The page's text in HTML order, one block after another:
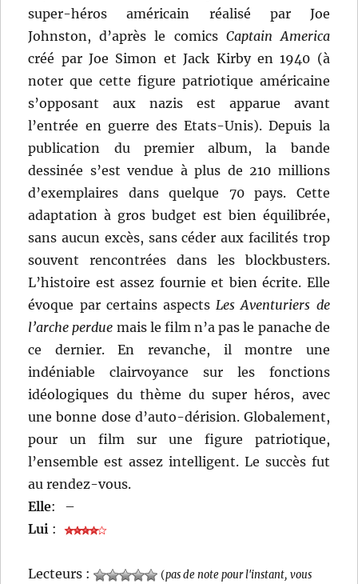
super-héros américain réalisé par Joe
Johnston, d’après le comics Captain America
créé par Joe Simon et Jack Kirby en 1940 (à
noter que cette figure patriotique américaine
s’opposant aux nazis est apparue avant
l’entrée en guerre des Etats-Unis). Depuis la
publication du premier album, la bande
dessinée s’est vendue à plus de 210 millions
d’exemplaires dans quelque 70 pays. Cette
adaptation à gros budget est bien équilibrée,
sans aucun excès, sans céder aux facilités trop
souvent rencontrées dans les blockbusters.
L’histoire est assez fournie et bien écrite. Elle
évoque par certains aspects Les Aventuriers de
l’arche perdue mais le film n’a pas le panache de
ce dernier. En revanche, il montre une
indéniable clairvoyance sur les fonctions
idéologiques du thème du super héros, avec
une bonne dose d’auto-dérision. Globalement,
pour un film sur une figure patriotique,
l’ensemble est assez intelligent. Le succès fut
au rendez-vous.
Elle:
–
Lui :
Lecteurs : (pas de note pour l'instant, vous